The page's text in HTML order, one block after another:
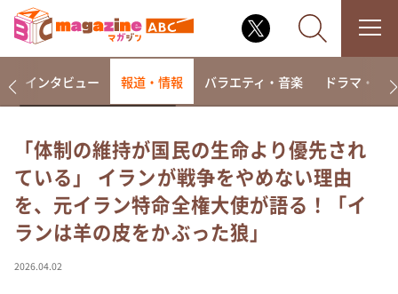
なるみ・岡村の過ぎるTV
相席食堂
これ余談なんですけど・・・
～人生密着トークバラエティ！～ やすとものいたっ
て真剣です
インタビュー 報道・情報 バラエティ・音楽 ドラマ・映画
「体制の維持が国民の生命より優先され
ている」 イランが戦争をやめない理由
を、元イラン特命全権大使が語る！「イ
ランは羊の皮をかぶった狼」
2026.04.02